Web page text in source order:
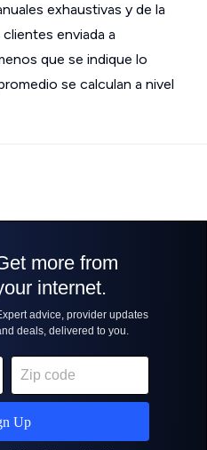
exhaustivas y de la
enviada a
que se indique lo
se calculan a nivel